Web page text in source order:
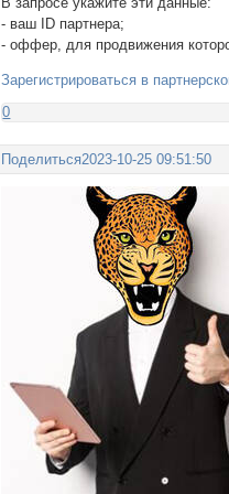
- ваш ID партнера;
- оффер, для продвижения
Зарегистрироваться в
0
Поделиться2023-10-25 09:51:50